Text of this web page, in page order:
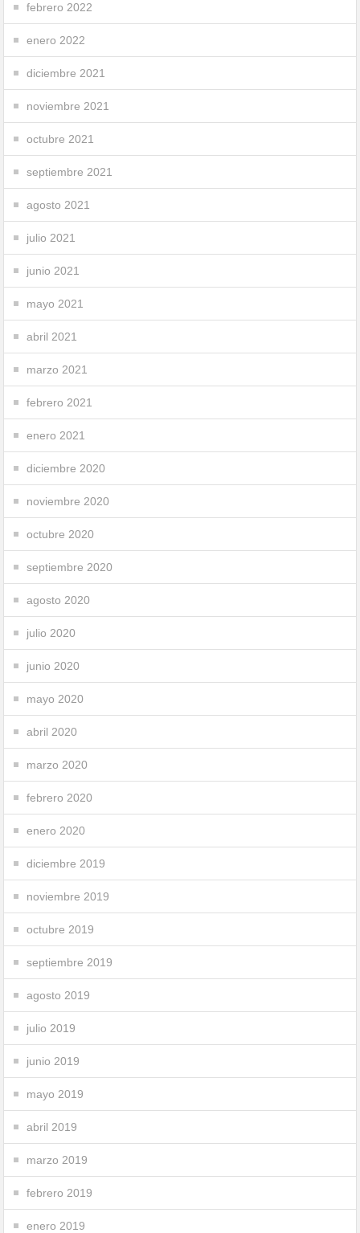
febrero 2022
enero 2022
diciembre 2021
noviembre 2021
octubre 2021
septiembre 2021
agosto 2021
julio 2021
junio 2021
mayo 2021
abril 2021
marzo 2021
febrero 2021
enero 2021
diciembre 2020
noviembre 2020
octubre 2020
septiembre 2020
agosto 2020
julio 2020
junio 2020
mayo 2020
abril 2020
marzo 2020
febrero 2020
enero 2020
diciembre 2019
noviembre 2019
octubre 2019
septiembre 2019
agosto 2019
julio 2019
junio 2019
mayo 2019
abril 2019
marzo 2019
febrero 2019
enero 2019